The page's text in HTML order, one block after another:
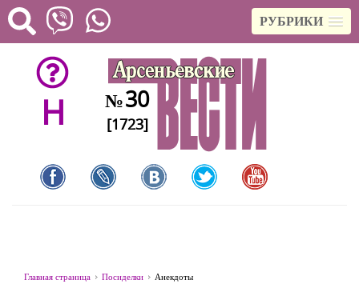
РУБРИКИ
H №30
[1723]
Главная страница Посиделки Анекдоты